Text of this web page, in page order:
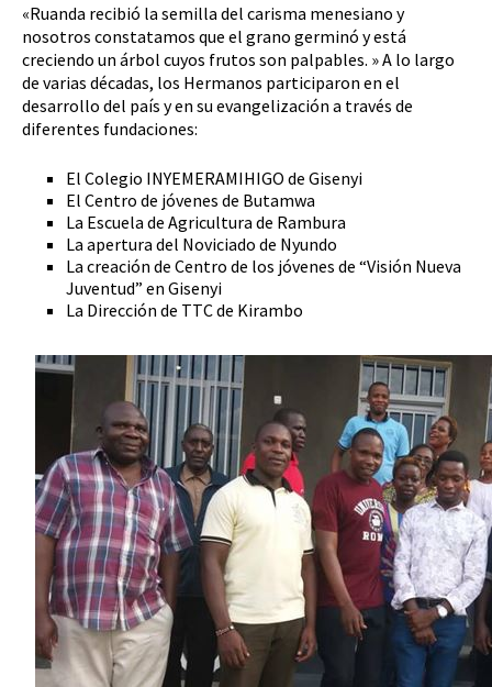
«Ruanda recibió la semilla del carisma menesiano y
nosotros constatamos que el grano germinó y está
creciendo un árbol cuyos frutos son palpables. » A lo largo
de varias décadas, los Hermanos participaron en el
desarrollo del país y en su evangelización a través de
diferentes fundaciones:
El Colegio INYEMERAMIHIGO de Gisenyi
El Centro de jóvenes de Butamwa
La Escuela de Agricultura de Rambura
La apertura del Noviciado de Nyundo
La creación de Centro de los jóvenes de “Visión Nueva
Juventud” en Gisenyi
La Dirección de TTC de Kirambo